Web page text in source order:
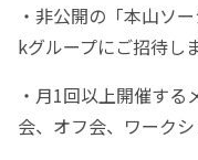
・非公開の「本山ソ
kグループにご招待しま
・月1回以上開催す
会、オフ会、ワーク